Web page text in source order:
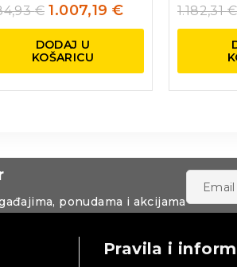
€ 1.007,19€
DODAJ U
KOŠARICU
1.182,31€
ponudama i akcijama
Pravila i